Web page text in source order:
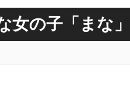
女の子「まな